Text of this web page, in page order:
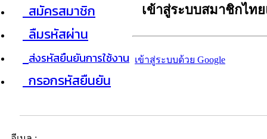
สมัครสมาชิก
ลืมรหัสผ่าน
ส่งรหัสยืนยันการใช้งาน
กรอกรหัสยืนยัน
เข้าสู่ระบบสมาชิกไท
เข้าสู่ระบบด้วย Google